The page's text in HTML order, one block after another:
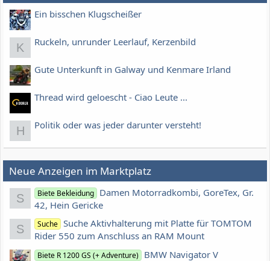
Ein bisschen Klugscheißer
K Ruckeln, unrunder Leerlauf, Kerzenbild
Gute Unterkunft in Galway und Kenmare Irland
Thread wird geloescht - Ciao Leute ...
H Politik oder was jeder darunter versteht!
Neue Anzeigen im Marktplatz
S Biete Bekleidung Damen Motorradkombi, GoreTex, Gr.
42, Hein Gericke
S Suche Suche Aktivhalterung mit Platte für TOMTOM
Rider 550 zum Anschluss an RAM Mount
Biete R 1200 GS (+ Adventure) BMW Navigator V